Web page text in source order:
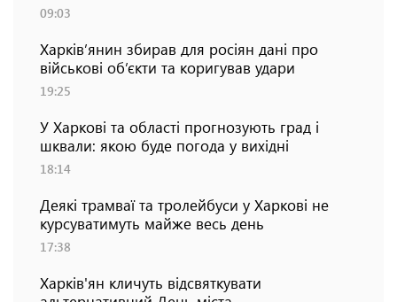
09:03
Харків’янин збирав для росіян дані про
військові об’єкти та коригував удари
19:25
У Харкові та області прогнозують град і
шквали: якою буде погода у вихідні
18:14
Деякі трамваї та тролейбуси у Харкові не
курсуватимуть майже весь день
17:38
Харків'ян кличуть відсвяткувати